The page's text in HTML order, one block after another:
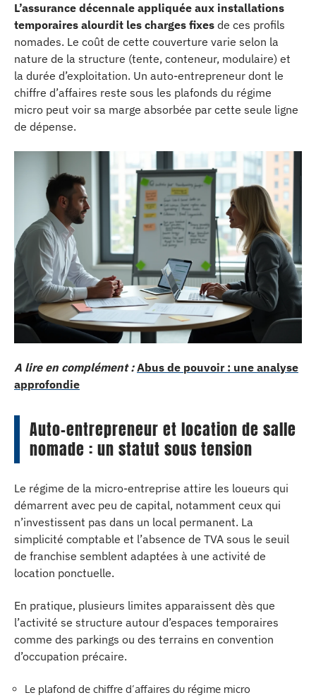
L’assurance décennale appliquée aux installations
temporaires alourdit les charges fixes de ces profils
nomades. Le coût de cette couverture varie selon la
nature de la structure (tente, conteneur, modulaire) et
la durée d’exploitation. Un auto-entrepreneur dont le
chiffre d’affaires reste sous les plafonds du régime
micro peut voir sa marge absorbée par cette seule ligne
de dépense.
A lire en complément : Abus de pouvoir : une analyse
approfondie
Auto-entrepreneur et location de salle
nomade : un statut sous tension
Le régime de la micro-entreprise attire les loueurs qui
démarrent avec peu de capital, notamment ceux qui
n’investissent pas dans un local permanent. La
simplicité comptable et l’absence de TVA sous le seuil
de franchise semblent adaptées à une activité de
location ponctuelle.
En pratique, plusieurs limites apparaissent dès que
l’activité se structure autour d’espaces temporaires
comme des parkings ou des terrains en convention
d’occupation précaire.
Le plafond de chiffre d’affaires du régime micro